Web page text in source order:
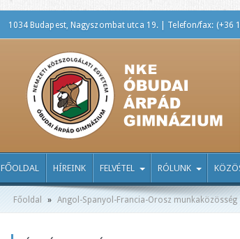
1034 Budapest, Nagyszombat utca 19. | Telefon/fax: (+36
FŐOLDAL HÍREINK FELVÉTEL RÓLUNK
Főoldal » Angol-Spanyol-Francia-Orosz munkaközösség